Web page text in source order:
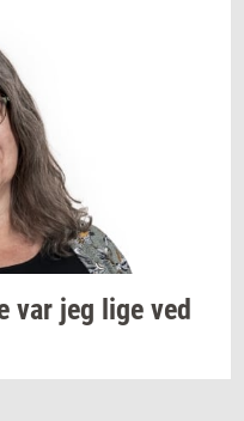
var jeg lige ved